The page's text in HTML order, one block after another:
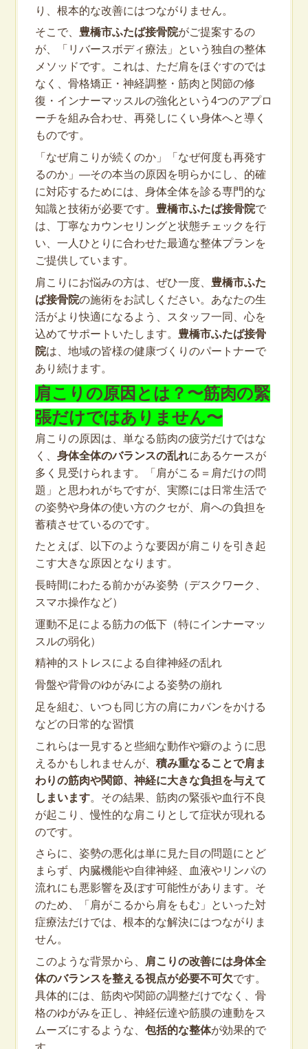
り、根本的な改善にはつながりません。
そこで、 豊橋市ふたば接骨院がご提案するの
が、「リバースボディ療法」という独自の整体
メソッドです。これは、ただ肩をほぐすのでは
なく、骨格矯正・神経調整・筋肉と関節の修
復・インナーマッスルの強化という4つのアプロ
ーチを組み合わせ、再発しにくい身体へと導く
ものです。
「なぜ肩こりが続くのか」「なぜ何度も再発す
るのか」—その本当の原因を明らかにし、的確
に対応するためには、身体全体を診る専門的な
知識と技術が必要です。 豊橋市ふたば接骨院で
は、丁寧なカウンセリングと状態チェックを行
い、一人ひとりに合わせた最適な整体プランを
ご提供しています。
肩こりにお悩みの方は、ぜひ一度、 豊橋市ふた
ば接骨院の施術をお試しください。あなたの生
活がより快適になるよう、スタッフ一同、心を
込めてサポートいたします。 豊橋市ふたば接骨
院は、地域の皆様の健康づくりのパートナーで
あり続けます。
肩こりの原因とは？〜筋肉の緊
張だけではありません〜
肩こりの原因は、単なる筋肉の疲労だけではな
く、 身体全体のバランスの乱れにあるケースが
多く見受けられます。「肩がこる＝肩だけの問
題」と思われがちですが、実際には日常生活で
の姿勢や身体の使い方のクセが、肩への負担を
蓄積させているのです。
たとえば、以下のような要因が肩こりを引き起
こす大きな原因となります。
長時間にわたる前かがみ姿勢（デスクワーク、
スマホ操作など）
運動不足による筋力の低下（特にインナーマッ
スルの弱化）
精神的ストレスによる自律神経の乱れ
骨盤や背骨のゆがみによる姿勢の崩れ
足を組む、いつも同じ方の肩にカバンをかける
などの日常的な習慣
これらは一見すると些細な動作や癖のように思
えるかもしれませんが、 積み重なることで肩ま
わりの筋肉や関節、神経に大きな負担を与えて
しまいます。その結果、筋肉の緊張や血行不良
が起こり、慢性的な肩こりとして症状が現れる
のです。
さらに、姿勢の悪化は単に見た目の問題にとど
まらず、内臓機能や自律神経、血液やリンパの
流れにも悪影響を及ぼす可能性があります。そ
のため、「肩がこるから肩をもむ」といった対
症療法だけでは、根本的な解決にはつながりま
せん。
このような背景から、
肩こりの改善には身体全
体のバランスを整える視点が必要不可欠です。
具体的には、筋肉や関節の調整だけでなく、骨
格のゆがみを正し、神経伝達や筋膜の連動をス
ムーズにするような、 包括的な整体が効果的で